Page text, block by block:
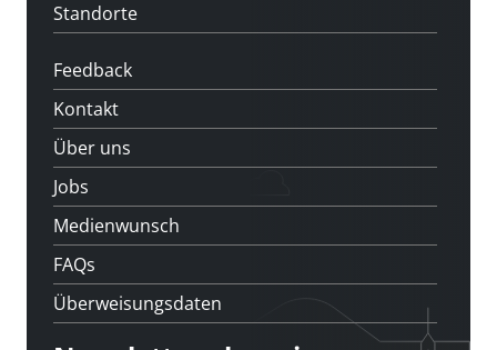
Standorte
Feedback
Kontakt
Über uns
Jobs
Medienwunsch
FAQs
Überweisungsdaten